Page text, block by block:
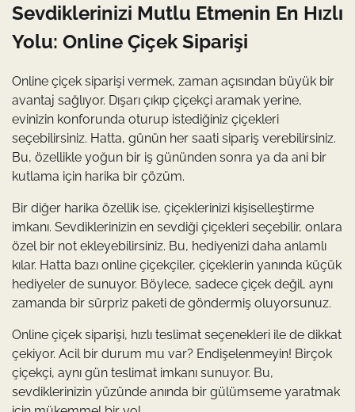
Sevdiklerinizi Mutlu Etmenin En Hızlı
Yolu: Online Çiçek Siparişi
Online çiçek siparişi vermek, zaman açısından büyük bir
avantaj sağlıyor. Dışarı çıkıp çiçekçi aramak yerine,
evinizin konforunda oturup istediğiniz çiçekleri
seçebilirsiniz. Hatta, günün her saati sipariş verebilirsiniz.
Bu, özellikle yoğun bir iş gününden sonra ya da ani bir
kutlama için harika bir çözüm.
Bir diğer harika özellik ise, çiçeklerinizi kişiselleştirme
imkanı. Sevdiklerinizin en sevdiği çiçekleri seçebilir, onlara
özel bir not ekleyebilirsiniz. Bu, hediyenizi daha anlamlı
kılar. Hatta bazı online çiçekçiler, çiçeklerin yanında küçük
hediyeler de sunuyor. Böylece, sadece çiçek değil, aynı
zamanda bir sürpriz paketi de göndermiş oluyorsunuz.
Online çiçek siparişi, hızlı teslimat seçenekleri ile de dikkat
çekiyor. Acil bir durum mu var? Endişelenmeyin! Birçok
çiçekçi, aynı gün teslimat imkanı sunuyor. Bu,
sevdiklerinizin yüzünde anında bir gülümseme yaratmak